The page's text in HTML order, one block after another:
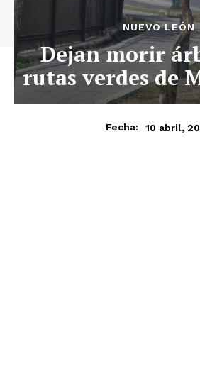
NUEVO LEÓN
Dejan morir
rutas verdes de
Fecha: 10 abril,